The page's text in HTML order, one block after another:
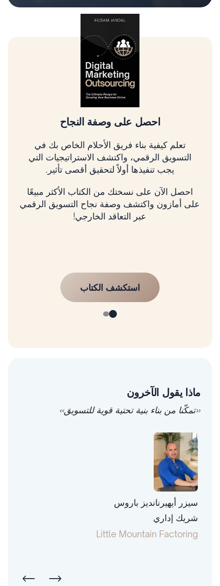
تسلق شجرة التسويق الرقمي
تعلم كيفية تحديد أولويات الأمور الأكثر أهمية، وربط
استراتيجيتك بالإيرادات، وتنمية عملك باستخدام
إطار عمل مثبت.
ماذا يقول الآخرون
«تمكّنا من بناء بنية تحتية قوية للتسويق»
سيزر أيهيرنانديز باروس
شريك إداري
Little Mountain Factoring